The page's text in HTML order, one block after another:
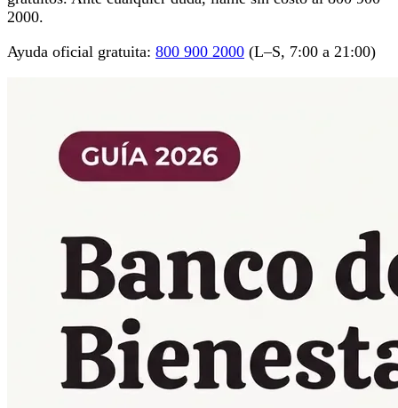
2000.
Ayuda oficial gratuita: 800 900 2000 (L–S, 7:00 a 21:00)